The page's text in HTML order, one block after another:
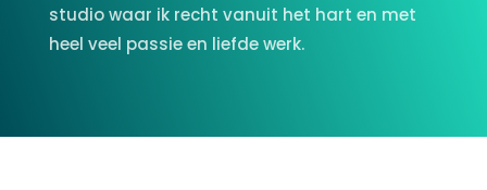
studio waar ik recht vanuit het hart en met
heel veel passie en liefde werk.